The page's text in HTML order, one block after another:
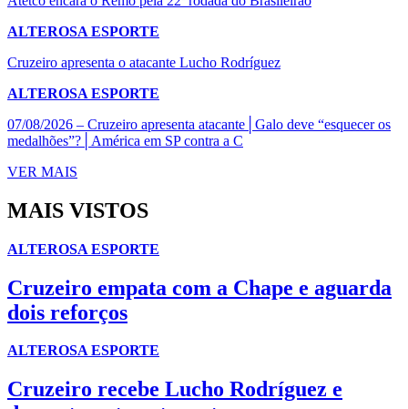
ALTEROSA ESPORTE
Cruzeiro apresenta o atacante Lucho Rodríguez
ALTEROSA ESPORTE
07/08/2026 – Cruzeiro apresenta atacante│Galo deve “esquecer os
medalhões”?│América em SP contra a C
VER MAIS
MAIS VISTOS
ALTEROSA ESPORTE
Cruzeiro empata com a Chape e aguarda
dois reforços
ALTEROSA ESPORTE
Cruzeiro recebe Lucho Rodríguez e